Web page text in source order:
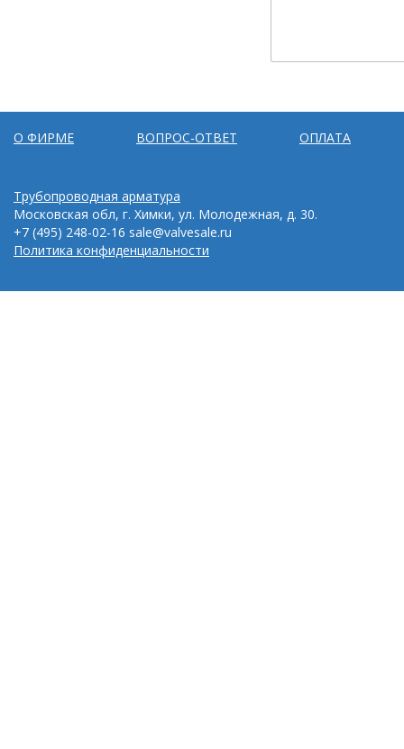
О ФИРМЕ ВОПРОС-ОТВЕТ ОПЛАТА
Трубопроводная арматура
Московская обл, г. Химки, ул. Молодежная, д. 30.
+7 (495) 248-02-16 sale@valvesale.ru
Политика конфиденциальности